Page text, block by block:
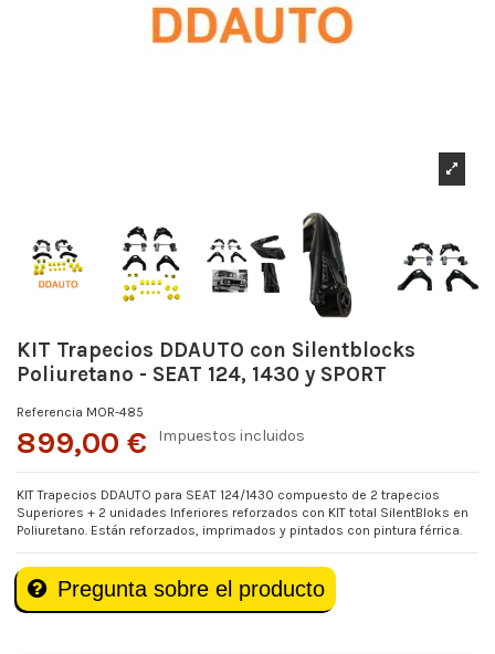
KIT Trapecios DDAUTO con Silentblocks
Poliuretano - SEAT 124, 1430 y SPORT
Referencia MOR-485
899,00 € Impuestos incluidos
KIT Trapecios DDAUTO para SEAT 124/1430 compuesto de 2 trapecios
Superiores + 2 unidades Inferiores reforzados con KIT total SilentBloks en
Poliuretano. Están reforzados, imprimados y pintados con pintura férrica.
Pregunta sobre el producto